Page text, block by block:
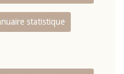
statistique